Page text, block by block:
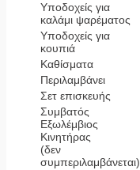
Υποδοχείς για
καλάμι ψαρέματος
Υποδοχείς για
κουπιά
Καθίσματα
Περιλαμβάνει
Σετ επισκευής
Συμβατός
Εξωλέμβιος
Κινητήρας
(δεν
συμπεριλαμβάνεται)